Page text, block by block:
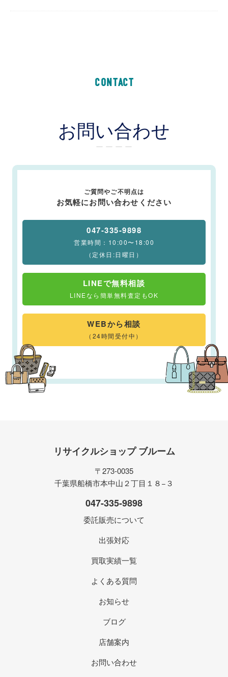
CONTACT
お問い合わせ
ー ー ー ー
ご質問やご不明点は
お気軽にお問い合わせください
047-335-9898
営業時間：10:00〜18:00
（定休日:日曜日）
LINEで無料相談
LINEなら簡単無料査定もOK
WEBから相談
（24時間受付中）
リサイクルショップ ブルーム
〒273-0035
千葉県船橋市本中山２丁目１８−３
047-335-9898
委託販売について
出張対応
買取実績一覧
よくある質問
お知らせ
ブログ
店舗案内
お問い合わせ